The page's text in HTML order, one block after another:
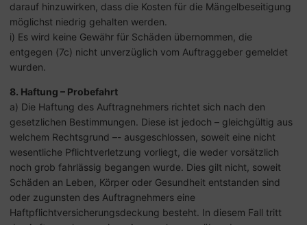
darauf hinzuwirken, dass die Kosten für die Mängelbeseitigung
möglichst niedrig gehalten werden.
i) Es wird keine Gewähr für Schäden übernommen, die
entgegen (7c) nicht unverzüglich vom Auftraggeber gemeldet
wurden.
8. Haftung – Probefahrt
a) Die Haftung des Auftragnehmers richtet sich nach den
gesetzlichen Bestimmungen. Diese ist jedoch – gleichgültig aus
welchem Rechtsgrund –- ausgeschlossen, soweit eine nicht
wesentliche Pflichtverletzung vorliegt, die weder vorsätzlich
noch grob fahrlässig begangen wurde. Dies gilt nicht, soweit
Schäden an Leben, Körper oder Gesundheit entstanden sind
oder zugunsten des Auftragnehmers eine
Haftpflichtversicherungsdeckung besteht. In diesem Fall tritt